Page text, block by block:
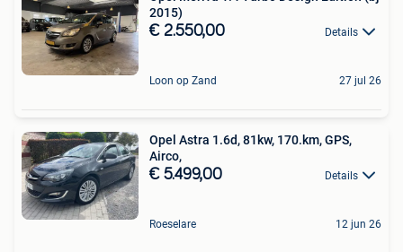
2015)
€ 2.550,00 Details
Loon op Zand 27 jul 26
Opel Astra 1.6d, 81kw, 170.km, GPS,
Airco,
€ 5.499,00 Details
Roeselare 12 jun 26